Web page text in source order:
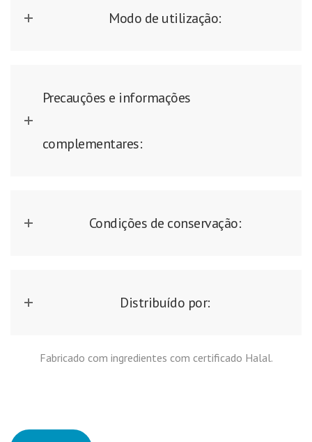
Modo de utilização:
Precauções e informações
complementares:
Condições de conservação:
Distribuído por:
Fabricado com ingredientes com certificado Halal.